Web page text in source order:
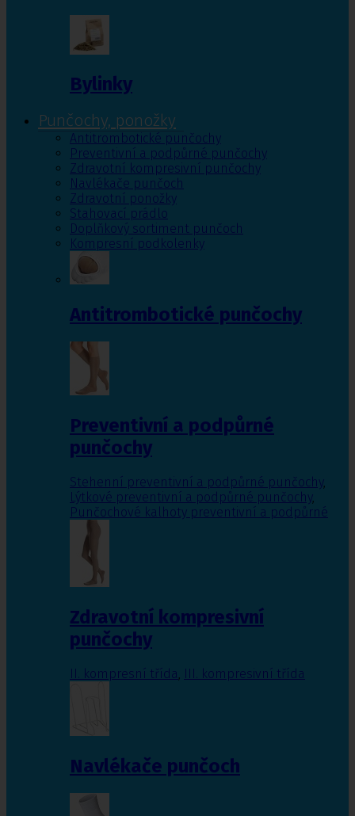
Bylinky
Punčochy, ponožky
Antitrombotické punčochy
Preventivní a podpůrné punčochy
Zdravotní kompresivní punčochy
Navlékače punčoch
Zdravotní ponožky
Stahovací prádlo
Doplňkový sortiment punčoch
Kompresní podkolenky
Antitrombotické punčochy
Preventivní a podpůrné
punčochy
Stehenní preventivní a podpůrné punčochy,
Lýtkové preventivní a podpůrné punčochy,
Punčochové kalhoty preventivní a podpůrné
Zdravotní kompresivní
punčochy
II. kompresní třída III. kompresivní třída
Navlékače punčoch